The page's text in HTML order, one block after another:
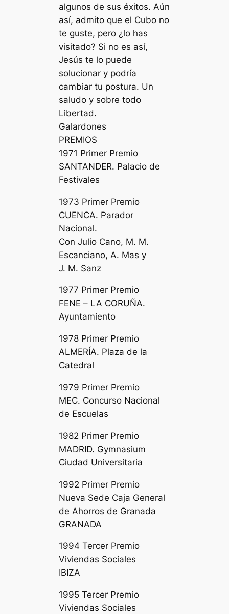
algunos de sus éxitos. Aún
así, admito que el Cubo no
te guste, pero ¿lo has
visitado? Si no es así,
Jesús te lo puede
solucionar y podría
cambiar tu postura. Un
saludo y sobre todo
Libertad.
Galardones
PREMIOS
1971 Primer Premio
SANTANDER. Palacio de
Festivales
1973 Primer Premio
CUENCA. Parador
Nacional.
Con Julio Cano, M. M.
Escanciano, A. Mas y
J. M. Sanz
1977 Primer Premio
FENE – LA CORUÑA.
Ayuntamiento
1978 Primer Premio
ALMERÍA. Plaza de la
Catedral
1979 Primer Premio
MEC. Concurso Nacional
de Escuelas
1982 Primer Premio
MADRID. Gymnasium
Ciudad Universitaria
1992 Primer Premio
Nueva Sede Caja General
de Ahorros de Granada
GRANADA
1994 Tercer Premio
Viviendas Sociales
IBIZA
1995 Tercer Premio
Viviendas Sociales